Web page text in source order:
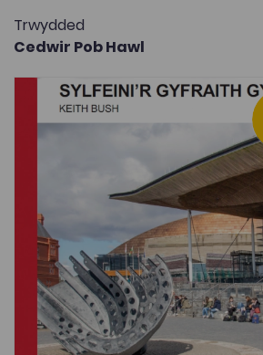
Trwydded
Cedwir Pob Hawl